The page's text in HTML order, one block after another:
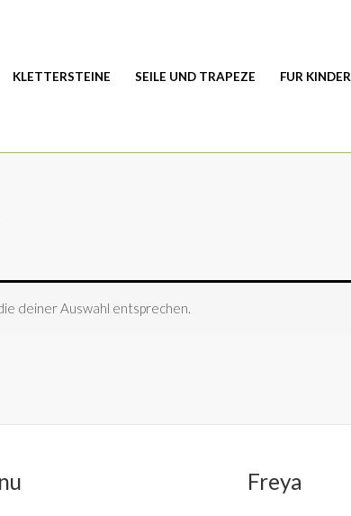
KLETTERSTEINE SEILE UND TRAPEZE FUR KINDER
deiner Auswahl entsprechen.
Freya